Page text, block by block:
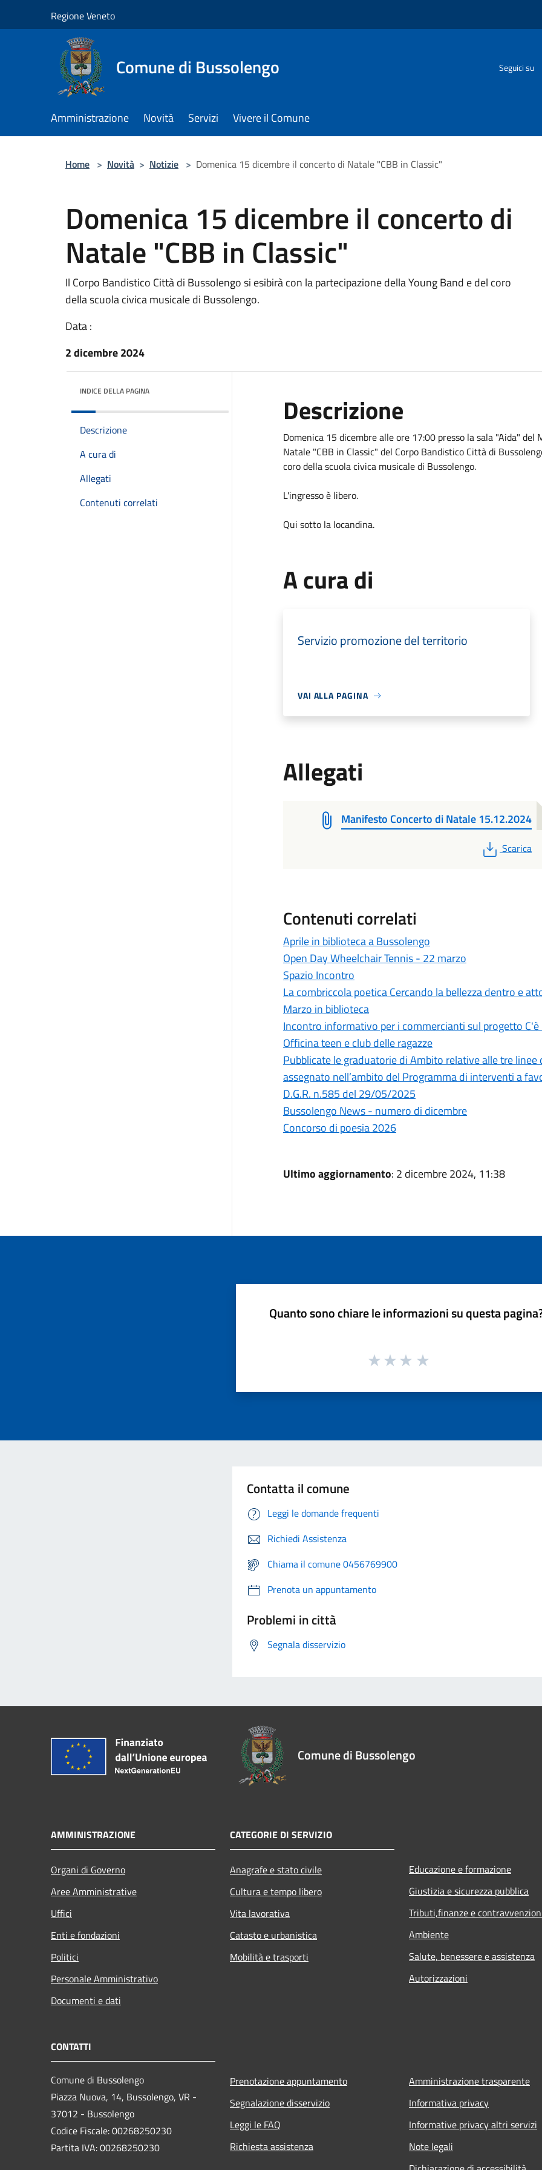
Regione Veneto
Comune di Bussolengo Seguici su
Amministrazione Novità Servizi Vivere il Comune
Home > Novità > Notizie > Domenica 15 dicembre il concerto di Natale "CBB in Classic"
Domenica 15 dicembre il concerto di
Natale "CBB in Classic"
Il Corpo Bandistico Città di Bussolengo si esibirà con la partecipazione della Young Band e del coro
della scuola civica musicale di Bussolengo.
Data :
2 dicembre 2024
INDICE DELLA PAGINA
Descrizione
A cura di
Allegati
Contenuti correlati
Descrizione
Domenica 15 dicembre alle ore 17:00 presso la sala "Aida"
Natale "CBB in Classic" del Corpo Bandistico Città di
coro della scuola civica musicale di Bussolengo.
L'ingresso è libero.
Qui sotto la locandina.
A cura di
Servizio promozione del territorio
VAI ALLA PAGINA
Allegati
Manifesto Concerto di Natale 15.12.2024
PDF
Scarica
Contenuti correlati
Aprile in biblioteca a Bussolengo
Open Day Wheelchair Tennis - 22 marzo
Spazio Incontro
La combriccola poetica Cercando la bellezza dentro e
Marzo in biblioteca
Incontro informativo per i commercianti sul progetto C'è
Officina teen e club delle ragazze
Pubblicate le graduatorie di Ambito relative alle tre
assegnato nell’ambito del Programma di interventi a
D.G.R. n.585 del 29/05/2025
Bussolengo News - numero di dicembre
Concorso di poesia 2026
Ultimo aggiornamento: 2 dicembre 2024, 11:38
Quanto sono chiare le informazioni su questa
Contatta il comune
Leggi le domande frequenti
Richiedi Assistenza
Chiama il comune 0456769900
Prenota un appuntamento
Problemi in città
Segnala disservizio
Comune di Bussolengo
AMMINISTRAZIONE
Organi di Governo
Aree Amministrative
Uffici
Enti e fondazioni
Politici
Personale Amministrativo
Documenti e dati
CATEGORIE DI SERVIZIO
Anagrafe e stato civile
Cultura e tempo libero
Vita lavorativa
Catasto e urbanistica
Mobilità e trasporti
Educazione e formazione
Giustizia e sicurezza pubblica
Tributi,finanze e
Ambiente
Salute, benessere e assistenza
Autorizzazioni
CONTATTI
Comune di Bussolengo
Piazza Nuova, 14, Bussolengo, VR -
37012 - Bussolengo
Codice Fiscale: 00268250230
Partita IVA: 00268250230
Prenotazione appuntamento
Segnalazione disservizio
Leggi le FAQ
Richiesta assistenza
Amministrazione trasparente
Informativa privacy
Informative privacy altri servizi
Note legali